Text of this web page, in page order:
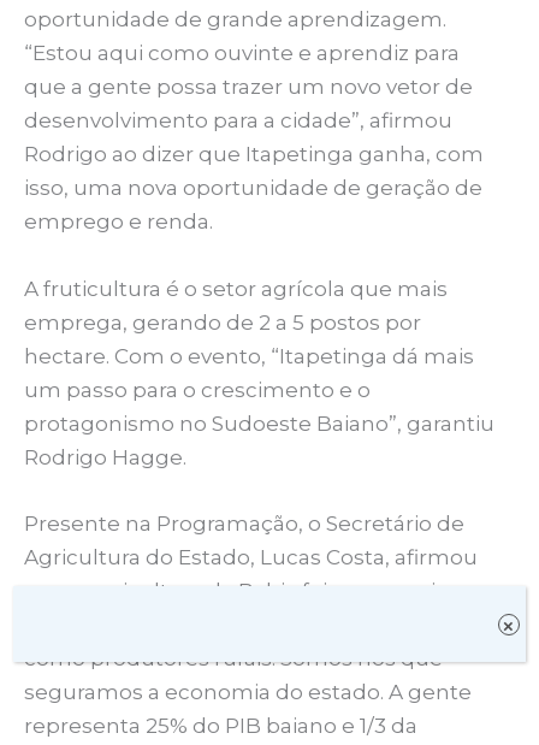
oportunidade de grande aprendizagem.
“Estou aqui como ouvinte e aprendiz para
que a gente possa trazer um novo vetor de
desenvolvimento para a cidade”, afirmou
Rodrigo ao dizer que Itapetinga ganha, com
isso, uma nova oportunidade de geração de
emprego e renda.
A fruticultura é o setor agrícola que mais
emprega, gerando de 2 a 5 postos por
hectare. Com o evento, “Itapetinga dá mais
um passo para o crescimento e o
protagonismo no Sudoeste Baiano”, garantiu
Rodrigo Hagge.
Presente na Programação, o Secretário de
Agricultura do Estado, Lucas Costa, afirmou
que a agricultura da Bahia foi a que mais
como produtores rurais. Somos nós que
seguramos a economia do estado. A gente
representa 25% do PIB baiano e 1/3 da
×